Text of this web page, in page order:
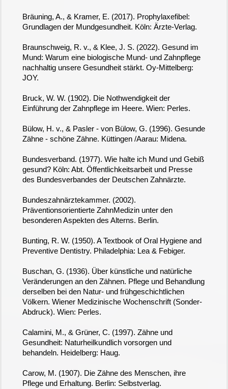
Bräuning, A., & Kramer, E. (2017). Prophylaxefibel:
Grundlagen der Mundgesundheit. Köln: Ärzte-Verlag.
Braunschweig, R. v., & Klee, J. S. (2022). Gesund im
Mund: Warum eine biologische Mund- und Zahnpflege
nachhaltig unsere Gesundheit stärkt. Oy-Mittelberg:
JOY.
Bruck, W. W. (1902). Die Nothwendigkeit der
Einführung der Zahnpflege im Heere. Wien: Perles.
Bülow, H. v., & Pasler - von Bülow, G. (1996). Gesunde
Zähne - schöne Zähne. Küttingen /Aarau: Midena.
Bundesverband. (1977). Wie halte ich Mund und Gebiß
gesund? Köln: Abt. Öffentlichkeitsarbeit und Presse
des Bundesverbandes der Deutschen Zahnärzte.
Bundeszahnärztekammer. (2002).
Präventionsorientierte ZahnMedizin unter den
besonderen Aspekten des Alterns. Berlin.
Bunting, R. W. (1950). A Textbook of Oral Hygiene and
Preventive Dentistry. Philadelphia: Lea & Febiger.
Buschan, G. (1936). Über künstliche und natürliche
Veränderungen an den Zähnen. Pflege und Behandlung
derselben bei den Natur- und frühgeschichtlichen
Völkern. Wiener Medizinische Wochenschrift (Sonder-
Abdruck). Wien: Perles.
Calamini, M., & Grüner, C. (1997). Zähne und
Gesundheit: Naturheilkundlich vorsorgen und
behandeln. Heidelberg: Haug.
Carow, M. (1907). Die Zähne des Menschen, ihre
Pflege und Erhaltung. Berlin: Selbstverlag.